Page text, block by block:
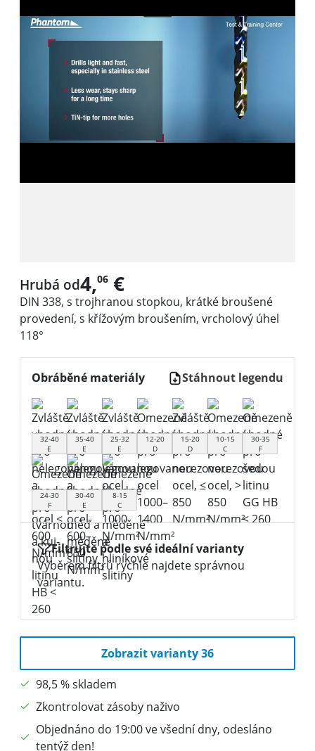
Hrubá od4,06 €
DIN 338, s trojhranou stopkou, krátké broušené
provedení, s křížovým broušením, vrcholový úhel
118°
Obráběné materiály Stáhnout legendu
32-40
E
35-40
E
25-32
E
12-20
D
15-20
D
10-15
C
30-35
F
24-30
F
30-40
E
8-15
C
Filtrujte podle své ideální varianty
Výběrem filtrů rychle najdete správnou
variantu.
Zobrazit varianty 36
98,5 % skladem
Zkontrolovat zásoby naživo
Objednáno do 19:00 ve všední dny, odesláno
tentýž den!